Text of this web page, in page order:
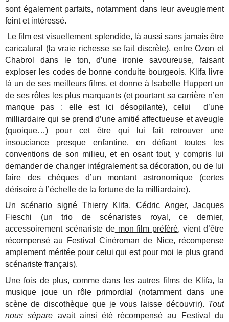
sont également parfaits, notamment dans leur aveuglement
feint et intéressé.
Le film est visuellement splendide, là aussi sans jamais être
caricatural (la vraie richesse se fait discrète), entre Ozon et
Chabrol dans le ton, d’une ironie savoureuse, faisant
exploser les codes de bonne conduite bourgeois. Klifa livre
là un de ses meilleurs films, et donne à Isabelle Huppert un
de ses rôles les plus marquants (et pourtant sa carrière n’en
manque pas : elle est ici désopilante), celui d’une
milliardaire qui se prend d’une amitié affectueuse et aveugle
(quoique…) pour cet être qui lui fait retrouver une
insouciance presque enfantine, en défiant toutes les
conventions de son milieu, et en osant tout, y compris lui
demander de changer intégralement sa décoration, ou de lui
faire des chèques d’un montant astronomique (certes
dérisoire à l’échelle de la fortune de la milliardaire).
Un scénario signé Thierry Klifa, Cédric Anger, Jacques
Fieschi (un trio de scénaristes royal, ce dernier,
accessoirement scénariste demon film préféré, vient d’être
récompensé au Festival Cinéroman de Nice, récompense
amplement méritée pour celui qui est pour moi le plus grand
scénariste français).
Une fois de plus, comme dans les autres films de Klifa, la
musique joue un rôle primordial (notamment dans une
scène de discothèque que je vous laisse découvrir). Tout
nous sépare avait ainsi été récompensé au
Festival du